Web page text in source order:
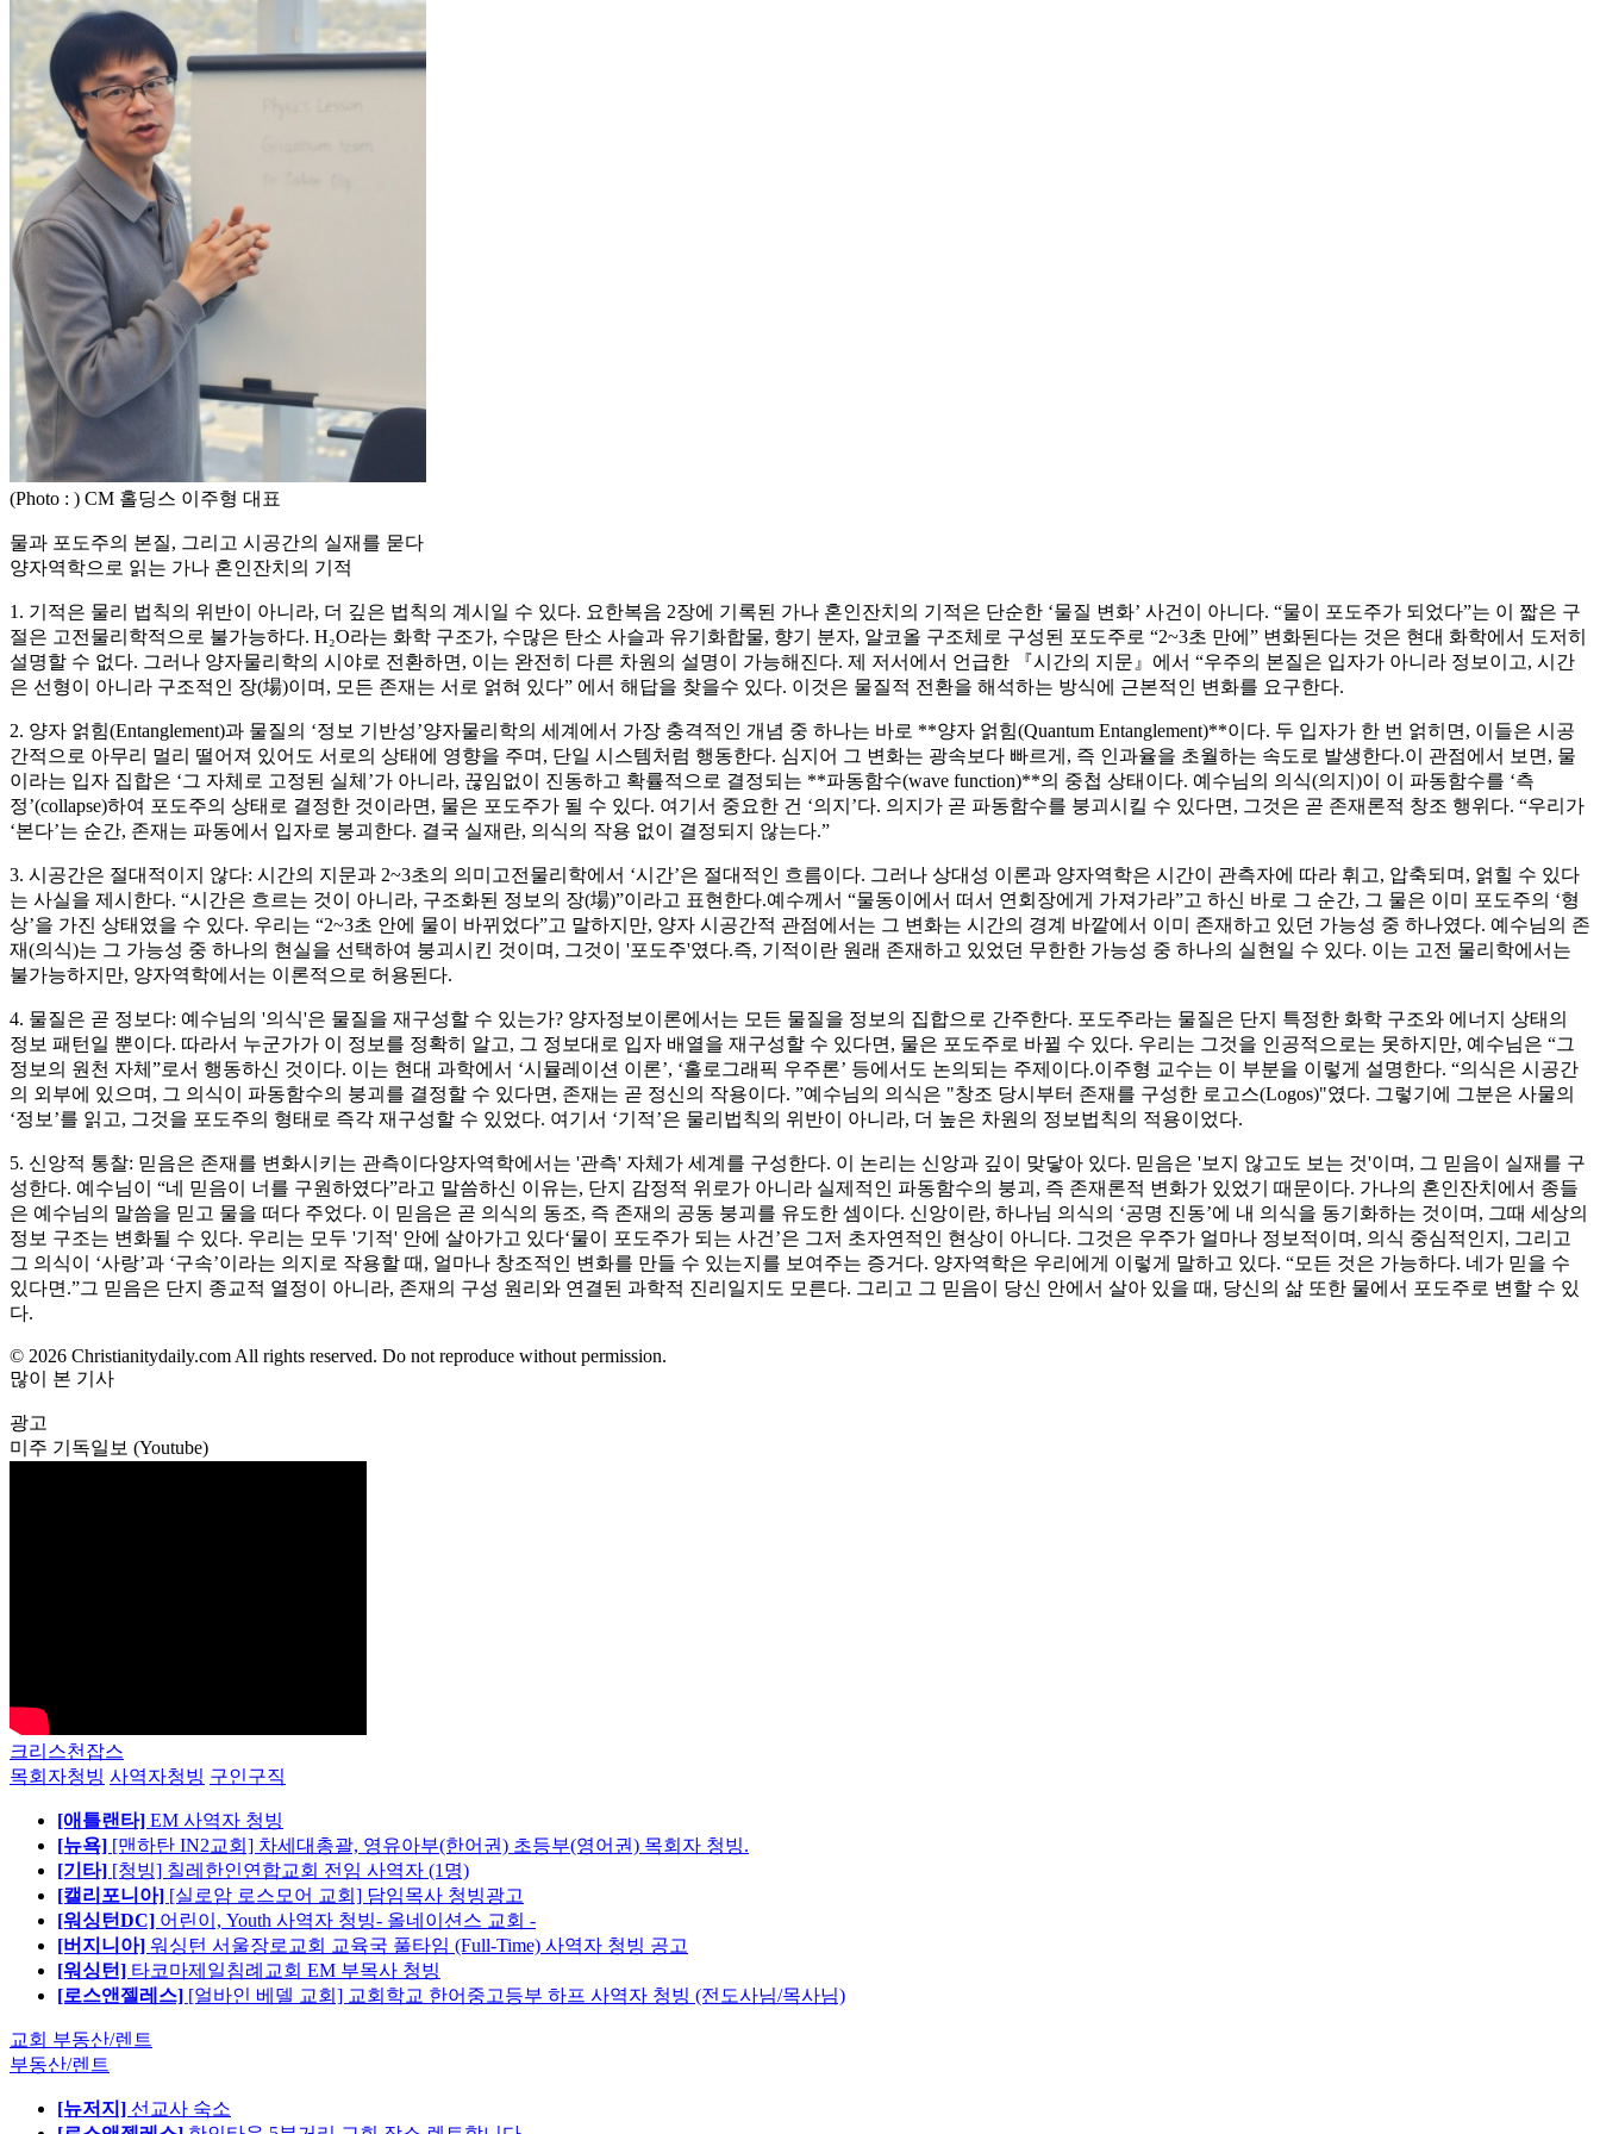
(Photo : ) CM 홀딩스 이주형 대표
물과 포도주의 본질, 그리고 시공간의 실재를 묻다
양자역학으로 읽는 가나 혼인잔치의 기적
1. 기적은 물리 법칙의 위반이 아니라, 더 깊은 법칙의 계시일 수 있다. 요한복음 2장에 기록된 가나 혼인잔치의 기적은 단순한 ‘물질 변화’ 사건이 아니다. “물이 포도주가 되었다”는 이 짧은 구
절은 고전물리학적으로 불가능하다. H₂O라는 화학 구조가, 수많은 탄소 사슬과 유기화합물, 향기 분자, 알코올 구조체로 구성된 포도주로 “2~3초 만에” 변화된다는 것은 현대 화학에서 도저히
설명할 수 없다. 그러나 양자물리학의 시야로 전환하면, 이는 완전히 다른 차원의 설명이 가능해진다. 제 저서에서 언급한 『시간의 지문』에서 “우주의 본질은 입자가 아니라 정보이고, 시간
은 선형이 아니라 구조적인 장(場)이며, 모든 존재는 서로 얽혀 있다” 에서 해답을 찾을수 있다. 이것은 물질적 전환을 해석하는 방식에 근본적인 변화를 요구한다.
2. 양자 얽힘(Entanglement)과 물질의 ‘정보 기반성’양자물리학의 세계에서 가장 충격적인 개념 중 하나는 바로 **양자 얽힘(Quantum Entanglement)**이다. 두 입자가 한 번 얽히면, 이들은 시공
간적으로 아무리 멀리 떨어져 있어도 서로의 상태에 영향을 주며, 단일 시스템처럼 행동한다. 심지어 그 변화는 광속보다 빠르게, 즉 인과율을 초월하는 속도로 발생한다.이 관점에서 보면, 물
이라는 입자 집합은 ‘그 자체로 고정된 실체’가 아니라, 끊임없이 진동하고 확률적으로 결정되는 **파동함수(wave function)**의 중첩 상태이다. 예수님의 의식(의지)이 이 파동함수를 ‘측
정’(collapse)하여 포도주의 상태로 결정한 것이라면, 물은 포도주가 될 수 있다. 여기서 중요한 건 ‘의지’다. 의지가 곧 파동함수를 붕괴시킬 수 있다면, 그것은 곧 존재론적 창조 행위다. “우리가
‘본다’는 순간, 존재는 파동에서 입자로 붕괴한다. 결국 실재란, 의식의 작용 없이 결정되지 않는다.”
3. 시공간은 절대적이지 않다: 시간의 지문과 2~3초의 의미고전물리학에서 ‘시간’은 절대적인 흐름이다. 그러나 상대성 이론과 양자역학은 시간이 관측자에 따라 휘고, 압축되며, 얽힐 수 있다
는 사실을 제시한다. “시간은 흐르는 것이 아니라, 구조화된 정보의 장(場)”이라고 표현한다.예수께서 “물동이에서 떠서 연회장에게 가져가라”고 하신 바로 그 순간, 그 물은 이미 포도주의 ‘형
상’을 가진 상태였을 수 있다. 우리는 “2~3초 안에 물이 바뀌었다”고 말하지만, 양자 시공간적 관점에서는 그 변화는 시간의 경계 바깥에서 이미 존재하고 있던 가능성 중 하나였다. 예수님의 존
재(의식)는 그 가능성 중 하나의 현실을 선택하여 붕괴시킨 것이며, 그것이 '포도주'였다.즉, 기적이란 원래 존재하고 있었던 무한한 가능성 중 하나의 실현일 수 있다. 이는 고전 물리학에서는
불가능하지만, 양자역학에서는 이론적으로 허용된다.
4. 물질은 곧 정보다: 예수님의 '의식'은 물질을 재구성할 수 있는가? 양자정보이론에서는 모든 물질을 정보의 집합으로 간주한다. 포도주라는 물질은 단지 특정한 화학 구조와 에너지 상태의
정보 패턴일 뿐이다. 따라서 누군가가 이 정보를 정확히 알고, 그 정보대로 입자 배열을 재구성할 수 있다면, 물은 포도주로 바뀔 수 있다. 우리는 그것을 인공적으로는 못하지만, 예수님은 “그
정보의 원천 자체”로서 행동하신 것이다. 이는 현대 과학에서 ‘시뮬레이션 이론’, ‘홀로그래픽 우주론’ 등에서도 논의되는 주제이다.이주형 교수는 이 부분을 이렇게 설명한다. “의식은 시공간
의 외부에 있으며, 그 의식이 파동함수의 붕괴를 결정할 수 있다면, 존재는 곧 정신의 작용이다. ”예수님의 의식은 "창조 당시부터 존재를 구성한 로고스(Logos)"였다. 그렇기에 그분은 사물의
‘정보’를 읽고, 그것을 포도주의 형태로 즉각 재구성할 수 있었다. 여기서 ‘기적’은 물리법칙의 위반이 아니라, 더 높은 차원의 정보법칙의 적용이었다.
5. 신앙적 통찰: 믿음은 존재를 변화시키는 관측이다양자역학에서는 '관측' 자체가 세계를 구성한다. 이 논리는 신앙과 깊이 맞닿아 있다. 믿음은 '보지 않고도 보는 것'이며, 그 믿음이 실재를 구
성한다. 예수님이 “네 믿음이 너를 구원하였다”라고 말씀하신 이유는, 단지 감정적 위로가 아니라 실제적인 파동함수의 붕괴, 즉 존재론적 변화가 있었기 때문이다. 가나의 혼인잔치에서 종들
은 예수님의 말씀을 믿고 물을 떠다 주었다. 이 믿음은 곧 의식의 동조, 즉 존재의 공동 붕괴를 유도한 셈이다. 신앙이란, 하나님 의식의 ‘공명 진동’에 내 의식을 동기화하는 것이며, 그때 세상의
정보 구조는 변화될 수 있다. 우리는 모두 '기적' 안에 살아가고 있다‘물이 포도주가 되는 사건’은 그저 초자연적인 현상이 아니다. 그것은 우주가 얼마나 정보적이며, 의식 중심적인지, 그리고
그 의식이 ‘사랑’과 ‘구속’이라는 의지로 작용할 때, 얼마나 창조적인 변화를 만들 수 있는지를 보여주는 증거다. 양자역학은 우리에게 이렇게 말하고 있다. “모든 것은 가능하다. 네가 믿을 수
있다면.”그 믿음은 단지 종교적 열정이 아니라, 존재의 구성 원리와 연결된 과학적 진리일지도 모른다. 그리고 그 믿음이 당신 안에서 살아 있을 때, 당신의 삶 또한 물에서 포도주로 변할 수 있
다.
© 2026 Christianitydaily.com All rights reserved. Do not reproduce without permission.
많이 본 기사
광고
미주 기독일보 (Youtube)
크리스천잡스
목회자청빙 사역자청빙 구인구직
[애틀랜타] EM 사역자 청빙
[뉴욕] [맨하탄 IN2교회] 차세대총괄, 영유아부(한어권) 초등부(영어권) 목회자 청빙.
[기타] [청빙] 칠레한인연합교회 전임 사역자 (1명)
[캘리포니아] [실로암 로스모어 교회] 담임목사 청빙광고
[워싱턴DC] 어린이, Youth 사역자 청빙- 올네이션스 교회 -
[버지니아] 워싱턴 서울장로교회 교육국 풀타임 (Full-Time) 사역자 청빙 공고
[워싱턴] 타코마제일침례교회 EM 부목사 청빙
[로스앤젤레스] [얼바인 베델 교회] 교회학교 한어중고등부 하프 사역자 청빙 (전도사님/목사님)
교회 부동산/렌트
부동산/렌트
[뉴저지] 선교사 숙소